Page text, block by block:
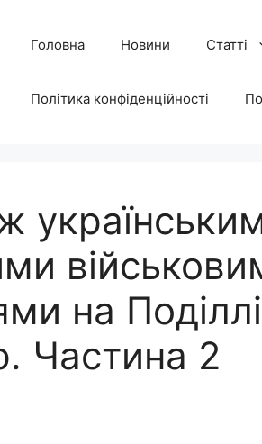
Головна Новини Статті
Політика конфіденційності
на
Частина 2